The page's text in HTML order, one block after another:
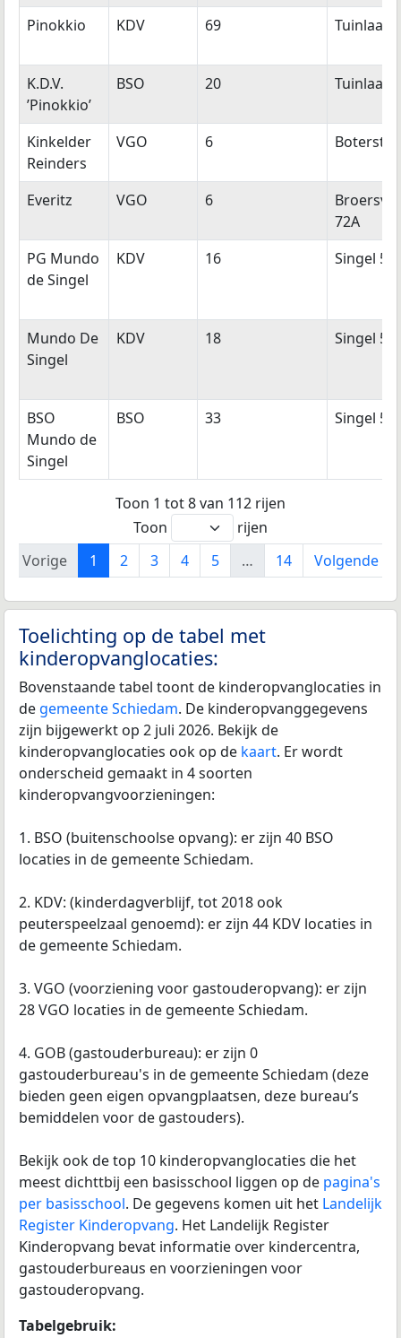
Pinokkio
KDV 69 Tuinlaan
K.D.V.
’Pinokkio’
BSO 20 Tuinlaan
Kinkelder
Reinders
VGO 6
Everitz VGO 6
72A
PG Mundo
de Singel
KDV 16 Singel 5
Mundo De
Singel
KDV 18 Singel 5
BSO
Mundo de
Singel
BSO 33 Singel 5
Toon 1 tot 8 van 112 rijen
Toon
rijen
Vorige
1 2 3 4 5 … 14 Volgende
Toelichting op de tabel met
kinderopvanglocaties:
Bovenstaande tabel toont de kinderopvanglocaties in
de gemeente Schiedam. De kinderopvanggegevens
zijn bijgewerkt op 2 juli 2026. Bekijk de
kinderopvanglocaties ook op de kaart. Er wordt
onderscheid gemaakt in 4 soorten
kinderopvangvoorzieningen:
1. BSO (buitenschoolse opvang): er zijn 40 BSO
locaties in de gemeente Schiedam.
2. KDV: (kinderdagverblijf, tot 2018 ook
peuterspeelzaal genoemd): er zijn 44 KDV locaties in
de gemeente Schiedam.
3. VGO (voorziening voor gastouderopvang): er zijn
28 VGO locaties in de gemeente Schiedam.
4. GOB (gastouderbureau): er zijn 0
gastouderbureau's in de gemeente Schiedam (deze
bieden geen eigen opvangplaatsen, deze bureau’s
bemiddelen voor de gastouders).
Bekijk ook de top 10 kinderopvanglocaties die het
meest dichttbij een basisschool liggen op de pagina's
per basisschool. De gegevens komen uit het Landelijk
Register Kinderopvang. Het Landelijk Register
Kinderopvang bevat informatie over kindercentra,
gastouderbureaus en voorzieningen voor
gastouderopvang.
Tabelgebruik: